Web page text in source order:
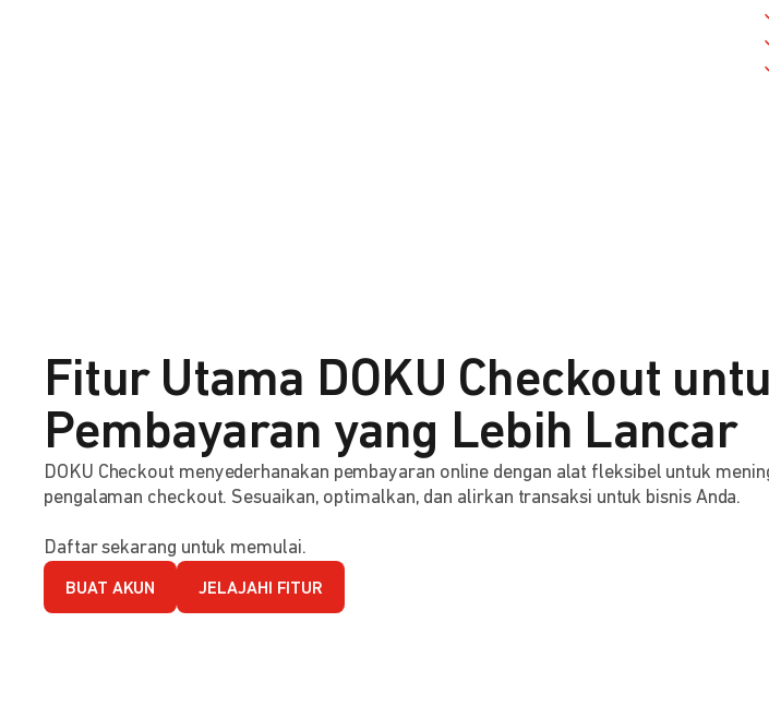
Fitur Utama DOKU Checkout
Pembayaran yang Lebih Lancar
DOKU Checkout menyederhanakan pembayaran online dengan alat fleksibel untuk
pengalaman checkout. Sesuaikan, optimalkan, dan alirkan transaksi untuk bisnis Anda.
Daftar sekarang untuk memulai.
BUAT AKUN JELAJAHI FITUR